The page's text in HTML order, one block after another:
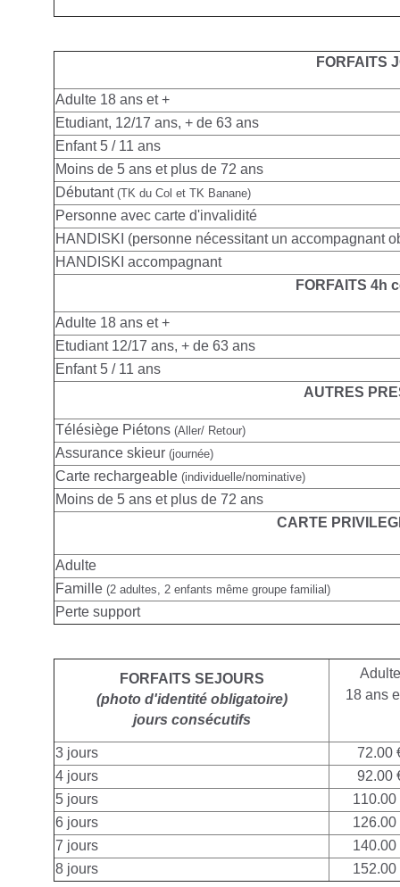
FORFAITS
Adulte 18 ans et +
Etudiant, 12/17 ans, + de 63 ans
Enfant 5 / 11 ans
Moins de 5 ans et plus de 72 ans
Débutant (TK du Col et TK Banane)
Personne avec carte d'invalidité
HANDISKI (personne nécessitant un accompagnant
HANDISKI accompagnant
FORFAITS 4h
Adulte 18 ans et +
Etudiant 12/17 ans, + de 63 ans
Enfant 5 / 11 ans
AUTRES
Télésiège Piétons (Aller/ Retour)
Assurance skieur (journée)
Carte rechargeable (individuelle/nominative)
Moins de 5 ans et plus de 72 ans
CARTE
Adulte
Famille (2 adultes, 2 enfants même groupe familial)
Perte support
FORFAITS SEJOURS
(photo d'identité obligatoire)
jours consécutifs
Adulte
18 ans
3 jours
72.00
4 jours
92.00
5 jours
110.00
6 jours
126.00
7 jours
140.00
8 jours
152.00